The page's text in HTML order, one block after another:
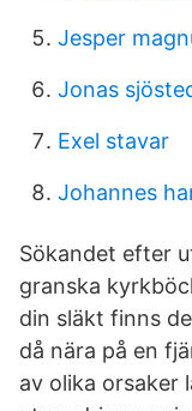
Jesper
Jonas
Exel stavar
Johannes
Sökandet efter
granska
din släkt finns
då nära på en
av olika orsaker